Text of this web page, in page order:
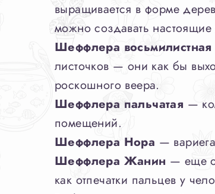
выращивается в форме
можно создавать
Шеффлера восьмилистная
листочков — они как бы
роскошного веера.
Шеффлера пальчатая —
помещений.
Шеффлера Нора —
Шеффлера Жанин — еще
как отпечатки пальцев у